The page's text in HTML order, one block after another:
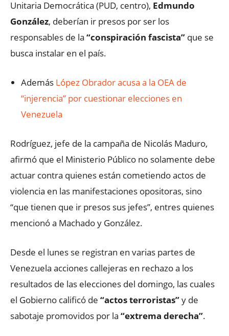
Unitaria Democrática (PUD, centro), Edmundo
González, deberían ir presos por ser los
responsables de la “conspiración fascista” que se
busca instalar en el país.
Además López Obrador acusa a la OEA de
“injerencia” por cuestionar elecciones en
Venezuela
Rodríguez, jefe de la campaña de Nicolás Maduro,
afirmó que el Ministerio Público no solamente debe
actuar contra quienes están cometiendo actos de
violencia en las manifestaciones opositoras, sino
“que tienen que ir presos sus jefes”, entres quienes
mencionó a Machado y González.
Desde el lunes se registran en varias partes de
Venezuela acciones callejeras en rechazo a los
resultados de las elecciones del domingo, las cuales
el Gobierno calificó de “actos terroristas”y de
sabotaje promovidos por la “extrema derecha”.